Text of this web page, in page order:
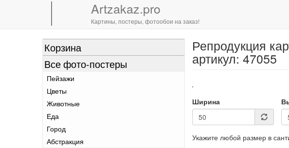
Artzakaz.pro
Картины, постеры, фотообои на заказ!
Корзина
Все фото-постеры
Пейзажи
Цветы
Животные
Еда
Город
Абстракция
Репродукция
артикул: 47055
Ширина
Укажите любой размер в